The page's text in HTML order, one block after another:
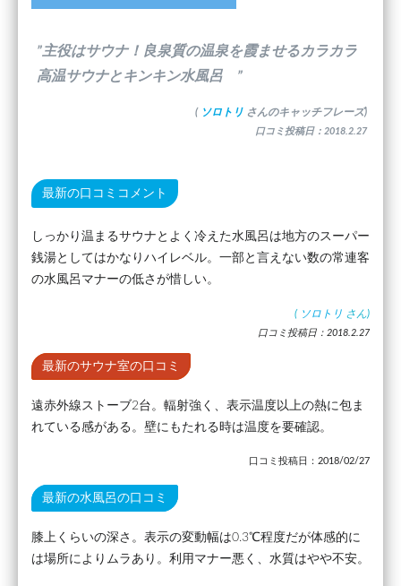
”主役はサウナ！良泉質の温泉を霞ませるカラカラ
高温サウナとキンキン水風呂 ”
( ソロトリ さんのキャッチフレーズ)
口コミ投稿日：2018.2.27
最新の口コミコメント
しっかり温まるサウナとよく冷えた水風呂は地方のスーパー
銭湯としてはかなりハイレベル。一部と言えない数の常連客
の水風呂マナーの低さが惜しい。
( ソロトリ さん)
口コミ投稿日：2018.2.27
最新のサウナ室の口コミ
遠赤外線ストーブ2台。輻射強く、表示温度以上の熱に包ま
れている感がある。壁にもたれる時は温度を要確認。
口コミ投稿日：2018/02/27
最新の水風呂の口コミ
膝上くらいの深さ。表示の変動幅は0.3℃程度だが体感的に
は場所によりムラあり。利用マナー悪く、水質はやや不安。